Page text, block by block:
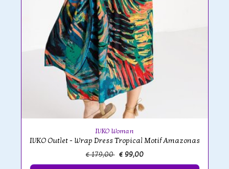
IVKO Woman
IVKO Outlet - Wrap Dress Tropical Motif Amazonas
€ 179,00 € 99,00